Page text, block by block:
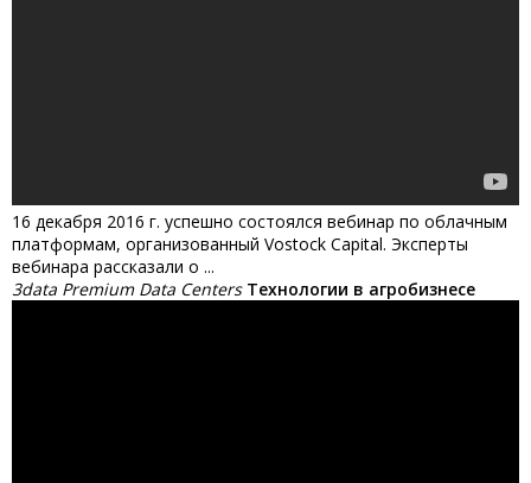
16 декабря 2016 г. успешно состоялся вебинар по облачным
платформам, организованный Vostock Capital. Эксперты
вебинара рассказали о ...
3data Premium Data Centers Технологии в агробизнесе